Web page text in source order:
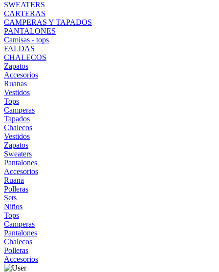
SWEATERS
CARTERAS
CAMPERAS Y TAPADOS
PANTALONES
Camisas - tops
FALDAS
CHALECOS
Zapatos
Accesorios
Ruanas
Vestidos
Tops
Camperas
Tapados
Chalecos
Vestidos
Zapatos
Sweaters
Pantalones
Accesorios
Ruana
Polleras
Sets
Niños
Tops
Camperas
Pantalones
Chalecos
Polleras
Accesorios